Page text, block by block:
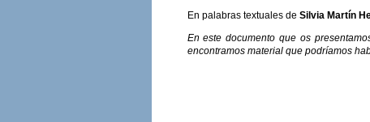
En palabras textuales de Silvia Martín
En este documento que os
encontramos material que podríamos